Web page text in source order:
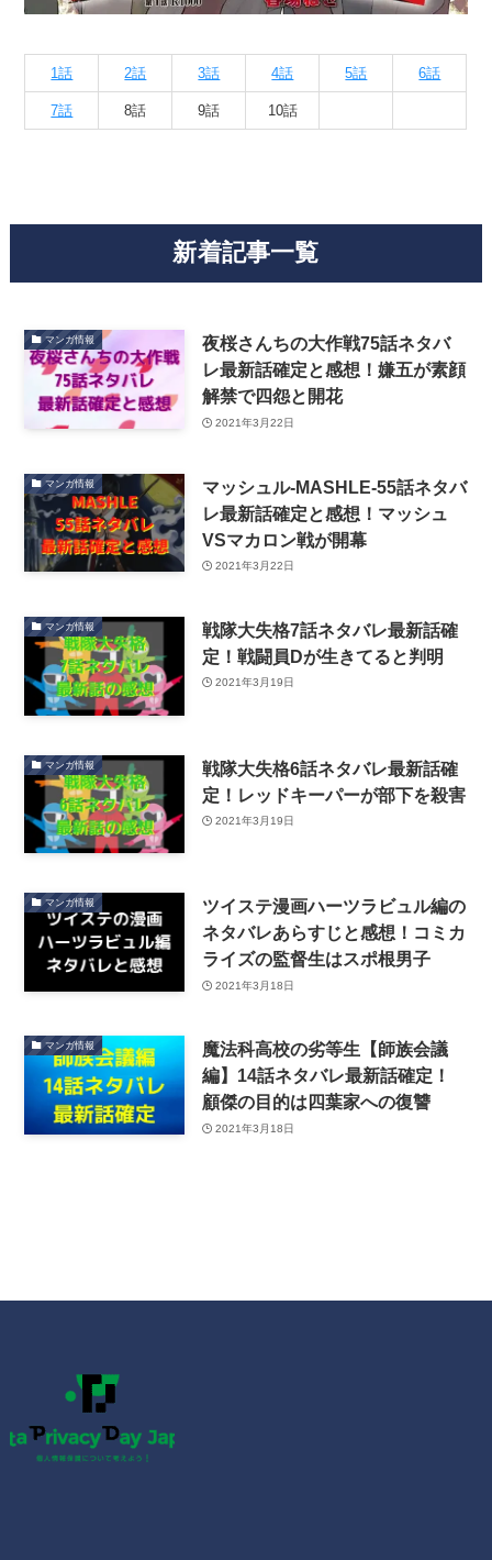
1話 2話 3話 4話 5話 6話
7話 8話 9話 10話
新着記事一覧
マンガ情報
夜桜さんちの大作戦75話ネタバ
レ最新話確定と感想！嫌五が素顔
解禁で四怨と開花
2021年3月22日
マンガ情報
マッシュル-MASHLE-55話ネタバ
レ最新話確定と感想！マッシュ
VSマカロン戦が開幕
2021年3月22日
マンガ情報
戦隊大失格7話ネタバレ最新話確
定！戦闘員Dが生きてると判明
2021年3月19日
マンガ情報
戦隊大失格6話ネタバレ最新話確
定！レッドキーパーが部下を殺害
2021年3月19日
マンガ情報
ツイステ漫画ハーツラビュル編の
ネタバレあらすじと感想！コミカ
ライズの監督生はスポ根男子
2021年3月18日
マンガ情報
魔法科高校の劣等生【師族会議
編】14話ネタバレ最新話確定！
顧傑の目的は四葉家への復讐
2021年3月18日